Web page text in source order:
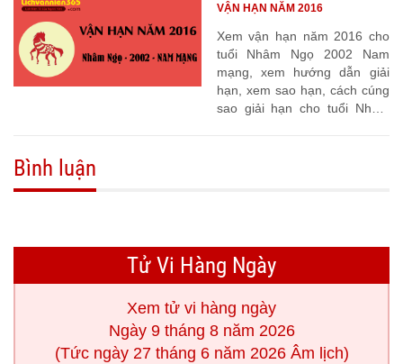
Xem vận hạn năm 2016 cho
tuổi Nhâm Ngọ 2002 Nam
mạng, xem hướng dẫn giải
hạn, xem sao hạn, cách cúng
sao giải hạn cho tuổi Nhâm
VẬN HẠN NĂM 2016
Bình luận
Tử Vi Hàng Ngày
Xem tử vi hàng ngày
Ngày 9 tháng 8 năm 2026
(Tức ngày 27 tháng 6 năm 2026 Âm lịch)